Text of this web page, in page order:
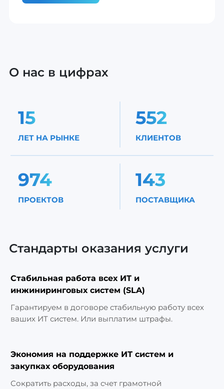
О нас в цифрах
15
ЛЕТ НА РЫНКЕ
552
КЛИЕНТОВ
974
ПРОЕКТОВ
143
ПОСТАВЩИКА
Стандарты оказания услуги
Стабильная работа всех ИТ и
инжиниринговых систем (SLA)
Гарантируем в договоре стабильную работу всех
ваших ИТ систем. Или выплатим штрафы.
Экономия на поддержке ИТ систем и
закупках оборудования
Сократить расходы, за счет грамотной